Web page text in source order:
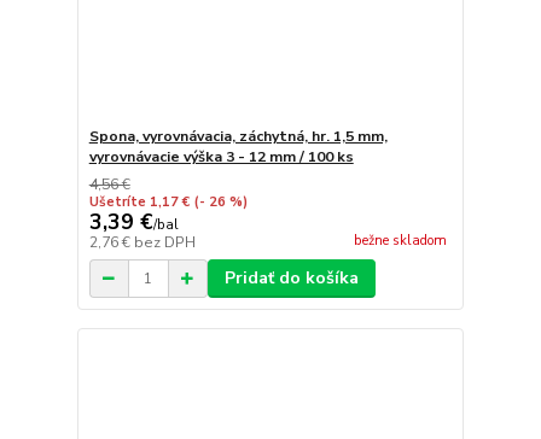
Spona, vyrovnávacia, záchytná, hr. 1,5 mm,
vyrovnávacie výška 3 - 12 mm / 100 ks
4,56 €
Ušetríte 1,17 € (- 26 %)
3,39 €/bal
2,76 € bez DPH bežne skladom
Pridať do košíka